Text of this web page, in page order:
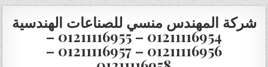
Skip to content
شركة المهندس منسي للصناعات الهندسية
01211116954 – 01211116955 –
01211116956 – 01211116957 –